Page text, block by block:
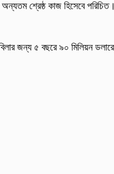
শ্রেষ্ঠ কাজ হিসেবে পরিচিত।
জন্য ৫ বছরে ৯০ মিলিয়ন